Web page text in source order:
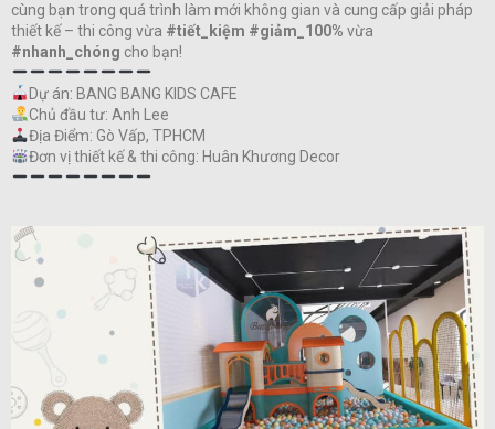
cùng bạn trong quá trình làm mới không gian và cung cấp giải pháp
thiết kế – thi công vừa #tiết_kiệm #giảm_100% vừa
#nhanh_chóng cho bạn!
Dự án: BANG BANG KIDS CAFE
Chủ đầu tư: Anh Lee
Địa Điểm: Gò Vấp, TPHCM
Đơn vị thiết kế & thi công: Huân Khương Decor